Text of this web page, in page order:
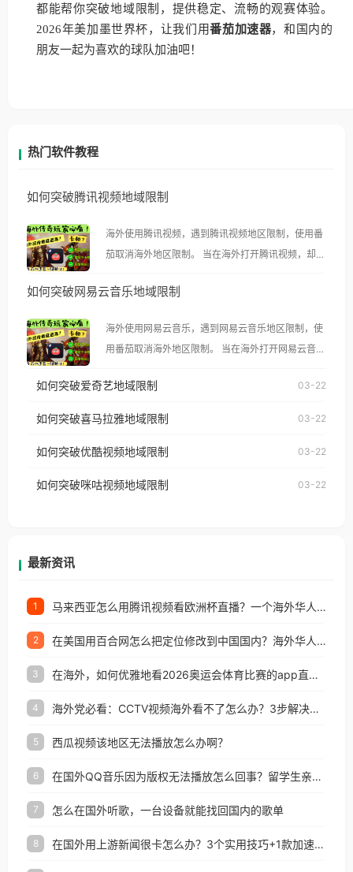
都能帮你突破地域限制，提供稳定、流畅的观赛体验。
2026年美加墨世界杯，让我们用番茄加速器，和国内的
朋友一起为喜欢的球队加油吧！
热门软件教程
如何突破腾讯视频地域限制
海外使用腾讯视频，遇到腾讯视频地区限制，使用番
茄取消海外地区限制。 当在海外打开腾讯视频，却突
示语。 海外用户如香港、澳门、台湾、美国、加拿
像其他音乐平台一样，出现地区及版权限制问题，且
仅能在中国大陆地区播放。 遇到这个问题的朋友们，
使用番茄回国加速器，即可解决「海外用户收听腾讯
台湾、美国、加拿大、澳大利亚、欧洲等国家和地区
权限制所困扰。
如何突破网易云音乐地域限制
海外使用网易云音乐，遇到网易云音乐地区限制，使
用番茄取消海外地区限制。 当在海外打开网易云音
播放”的提示语。 海外用户如香港、澳门、台湾、美
国、加拿大、澳大利亚、欧洲等国家和地区时，网易
制问题，且仅能在中国大陆地区播放。 遇到这个问题
户收听网易云音乐地区版权限制」的问题，无论人在
如何突破爱奇艺地域限制 03-22
如何突破喜马拉雅地域限制 03-22
如何突破优酷视频地域限制 03-22
如何突破咪咕视频地域限制 03-22
最新资讯
1 马来西亚怎么用腾讯视频看欧洲杯直播？一个海外华人的真实困扰与破解
2 在美国用百合网怎么把定位修改到中国国内？海外华人必备的回国加速指南
3 在海外，如何优雅地看2026奥运会体育比赛的app直播？
4 海外党必看：CCTV视频海外看不了怎么办？3步解决地区限制+追剧自由
5 西瓜视频该地区无法播放怎么办啊？
6 在国外QQ音乐因为版权无法播放怎么回事？留学生亲测有效的解决办法
7 怎么在国外听歌，一台设备就能找回国内的歌单
8 在国外用上游新闻很卡怎么办？3个实用技巧+1款加速器解决海外看国内内容难题